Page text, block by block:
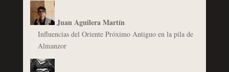
Juan Aguilera Martín
Influencias del Oriente Próximo Antiguo en la pila de
Almanzor